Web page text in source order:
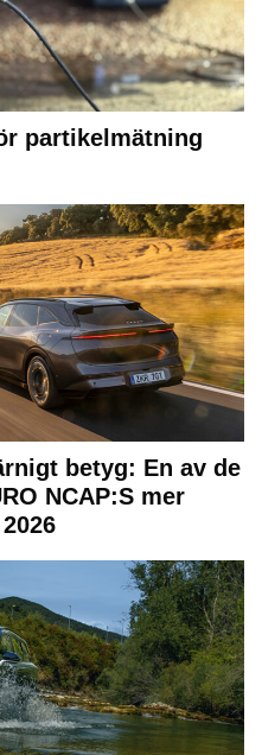
partikelmätning
betyg: En av de
NCAP:S mer